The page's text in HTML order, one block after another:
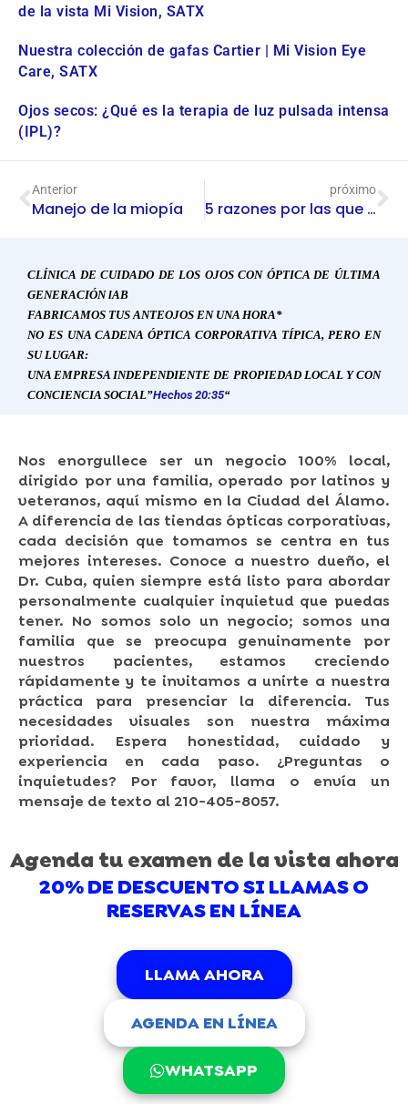
de la vista Mi Vision, SATX
Nuestra colección de gafas Cartier | Mi Vision Eye
Care, SATX
Ojos secos: ¿Qué es la terapia de luz pulsada intensa
(IPL)?
Anterior
Manejo de la miopía
próximo
5 razones por las que debería utilizar su reembolso de impuestos en Mi Vision Eye Care, su oficina local de optometría en Sudáfrica
CLÍNICA DE CUIDADO DE LOS OJOS CON ÓPTICA DE ÚLTIMA
GENERACIÓNlAB
FABRICAMOS TUS ANTEOJOS EN UNA HORA*
NO ES UNA CADENA ÓPTICA CORPORATIVA TÍPICA, PERO EN
SU LUGAR:
UNA EMPRESA INDEPENDIENTE DE PROPIEDAD LOCAL Y CON
CONCIENCIA SOCIAL”Hechos 20:35“
Nos enorgullece ser un negocio 100% local,
dirigido por una familia, operado por latinos y
veteranos, aquí mismo en la Ciudad del Álamo.
A diferencia de las tiendas ópticas corporativas,
cada decisión que tomamos se centra en tus
mejores intereses. Conoce a nuestro dueño, el
Dr. Cuba, quien siempre está listo para abordar
personalmente cualquier inquietud que puedas
tener. No somos solo un negocio; somos una
familia que se preocupa genuinamente por
nuestros pacientes, estamos creciendo
rápidamente y te invitamos a unirte a nuestra
práctica para presenciar la diferencia. Tus
necesidades visuales son nuestra máxima
prioridad. Espera honestidad, cuidado y
experiencia en cada paso. ¿Preguntas o
inquietudes? Por favor, llama o envía un
mensaje de texto al 210-405-8057.
Agenda tu examen de la vista ahora
20% DE DESCUENTO SI LLAMAS O
RESERVAS EN LÍNEA
LLAMA AHORA
AGENDA EN LÍNEA
WHATSAPP